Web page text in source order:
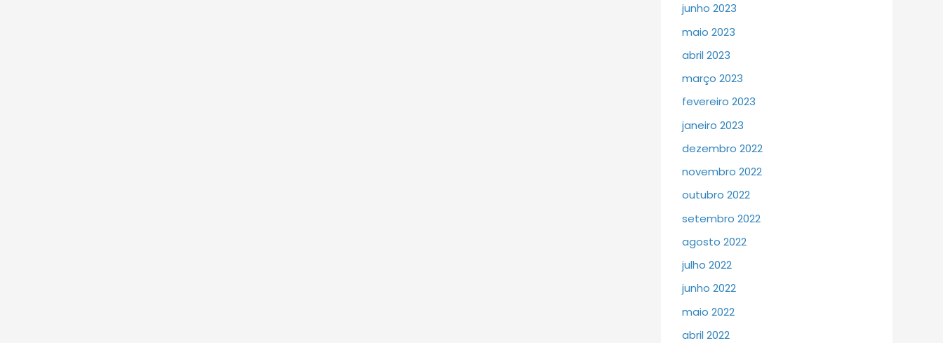
junho 2023
maio 2023
abril 2023
março 2023
fevereiro 2023
janeiro 2023
dezembro 2022
novembro 2022
outubro 2022
setembro 2022
agosto 2022
julho 2022
junho 2022
maio 2022
abril 2022